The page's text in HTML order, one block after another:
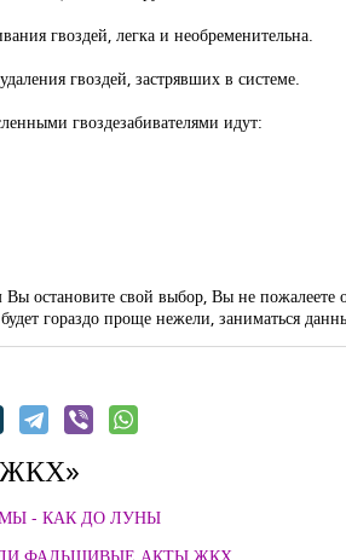
гвоздей, легка и необременительна.
гвоздей, застрявших в системе.
гвоздезабивателями идут:
остановите свой выбор, Вы не пожалеете
будет гораздо проще нежели, заниматься
- КАК ДО ЛУНЫ